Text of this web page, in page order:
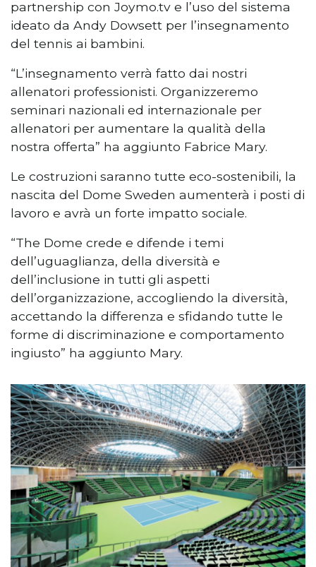
partnership con Joymo.tv e l’uso del sistema
ideato da Andy Dowsett per l’insegnamento
del tennis ai bambini.
“L’insegnamento verrà fatto dai nostri
allenatori professionisti. Organizzeremo
seminari nazionali ed internazionale per
allenatori per aumentare la qualità della
nostra offerta” ha aggiunto Fabrice Mary.
Le costruzioni saranno tutte eco-sostenibili, la
nascita del Dome Sweden aumenterà i posti di
lavoro e avrà un forte impatto sociale.
“The Dome crede e difende i temi
dell’uguaglianza, della diversità e
dell’inclusione in tutti gli aspetti
dell’organizzazione, accogliendo la diversità,
accettando la differenza e sfidando tutte le
forme di discriminazione e comportamento
ingiusto” ha aggiunto Mary.